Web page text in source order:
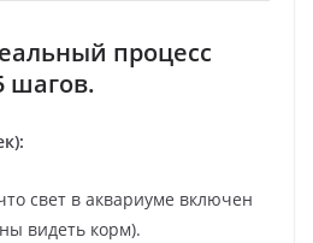
процесс
шагов.
свет в аквариуме включен
видеть корм).